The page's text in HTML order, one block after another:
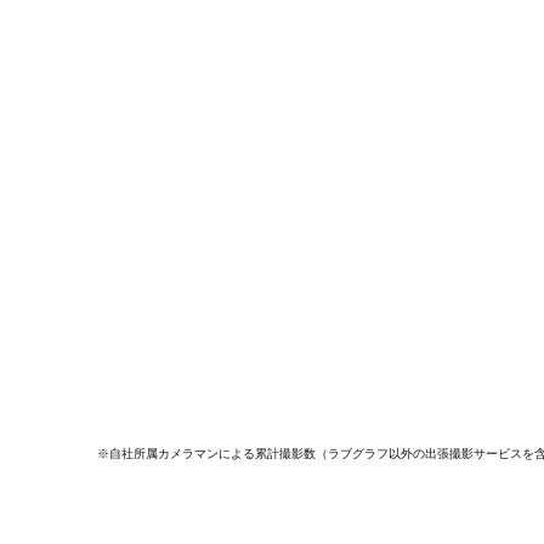
※自社所属カメラマンによる累計撮影数（ラブグラフ以外の出張撮影サービスを